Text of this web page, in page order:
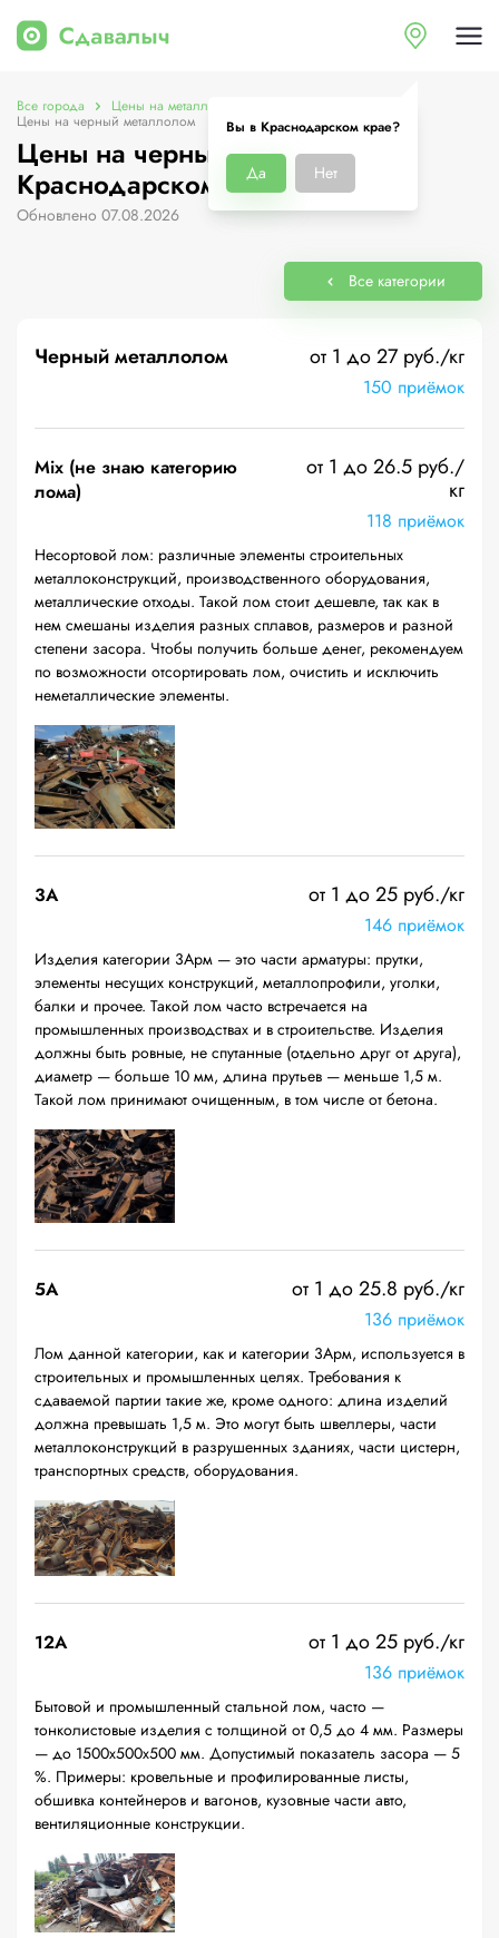
Вы в Краснодарском крае?
Да Нет
Все города Цены на металлолом в Краснодарском крае
Цены на черный металлолом
Цены на черный металлолом в
Краснодарском крае
Обновлено 07.08.2026
Все категории
Черный металлолом от 1 до 27 руб./кг
150 приёмок
Mix (не знаю категорию
лома)
от 1 до 26.5 руб./
кг
118 приёмок
Несортовой лом: различные элементы строительных
металлоконструкций, производственного оборудования,
металлические отходы. Такой лом стоит дешевле, так как в
нем смешаны изделия разных сплавов, размеров и разной
степени засора. Чтобы получить больше денег, рекомендуем
по возможности отсортировать лом, очистить и исключить
неметаллические элементы.
3А от 1 до 25 руб./кг
146 приёмок
Изделия категории 3Арм — это части арматуры: прутки,
элементы несущих конструкций, металлопрофили, уголки,
балки и прочее. Такой лом часто встречается на
промышленных производствах и в строительстве. Изделия
должны быть ровные, не спутанные (отдельно друг от друга),
диаметр — больше 10 мм, длина прутьев — меньше 1,5 м.
Такой лом принимают очищенным, в том числе от бетона.
5А от 1 до 25.8 руб./кг
136 приёмок
Лом данной категории, как и категории 3Арм, используется в
строительных и промышленных целях. Требования к
сдаваемой партии такие же, кроме одного: длина изделий
должна превышать 1,5 м. Это могут быть швеллеры, части
металлоконструкций в разрушенных зданиях, части цистерн,
транспортных средств, оборудования.
12A от 1 до 25 руб./кг
136 приёмок
Бытовой и промышленный стальной лом, часто —
тонколистовые изделия с толщиной от 0,5 до 4 мм. Размеры
— до 1500х500х500 мм. Допустимый показатель засора — 5
%. Примеры: кровельные и профилированные листы,
обшивка контейнеров и вагонов, кузовные части авто,
вентиляционные конструкции.